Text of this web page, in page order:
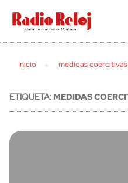
cerrar
Inicio medidas
ETIQUETA:MEDIDAS